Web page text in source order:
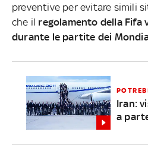
preventive per evitare simili
che il regolamento della Fifa
durante le partite dei
Iran:
a